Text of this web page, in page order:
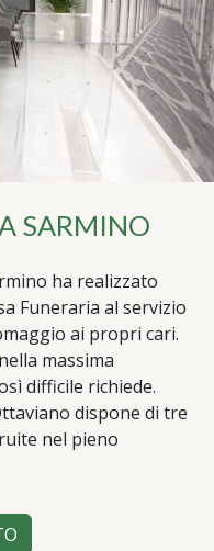
SARMINO
ha realizzato
Funeraria al servizio
ai propri cari.
massima
difficile richiede.
dispone di tre
nel pieno